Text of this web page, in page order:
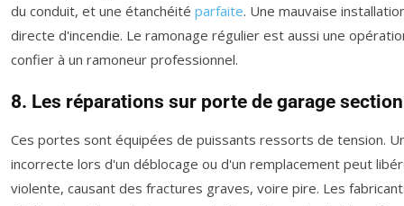
du conduit, et une étanchéité parfaite. Une mauvaise
directe d'incendie. Le ramonage régulier est aussi une
confier à un ramoneur professionnel.
8. Les réparations sur porte de garage
Ces portes sont équipées de puissants ressorts de tension.
incorrecte lors d'un déblocage ou d'un remplacement peut
violente, causant des fractures graves, voire pire. Les